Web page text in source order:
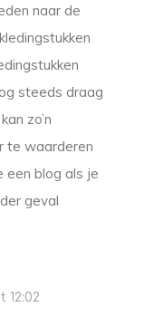
naar de
steeds draag
zo’n
te waarderen
een blog als je
geval
12:02